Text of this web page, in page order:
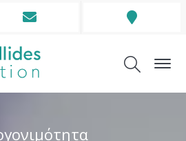
Envelope
Address